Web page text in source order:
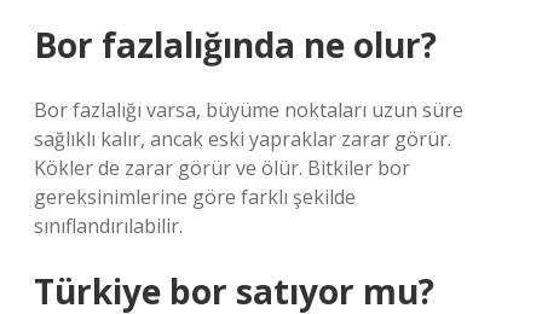
Bor fazlalığında ne olur?
Bor fazlalığı varsa, büyüme noktaları uzun süre
sağlıklı kalır, ancak eski yapraklar zarar görür.
Kökler de zarar görür ve ölür. Bitkiler bor
gereksinimlerine göre farklı şekilde
sınıflandırılabilir.
Türkiye bor satıyor mu?